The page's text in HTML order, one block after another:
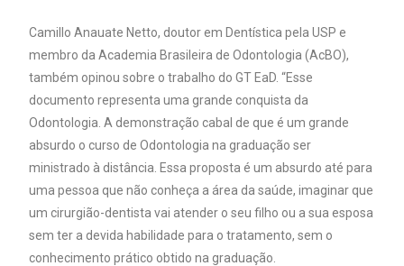
Camillo Anauate Netto, doutor em Dentística pela USP e
membro da Academia Brasileira de Odontologia (AcBO),
também opinou sobre o trabalho do GT EaD. “Esse
documento representa uma grande conquista da
Odontologia. A demonstração cabal de que é um grande
absurdo o curso de Odontologia na graduação ser
ministrado à distância. Essa proposta é um absurdo até para
uma pessoa que não conheça a área da saúde, imaginar que
um cirurgião-dentista vai atender o seu filho ou a sua esposa
sem ter a devida habilidade para o tratamento, sem o
conhecimento prático obtido na graduação.